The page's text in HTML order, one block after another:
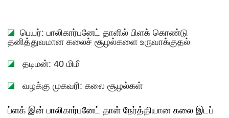
◪ பெயர்: பாலிகார்பனேட் தாளில் பிளக் கொண்டு
தனித்துவமான கலைச் சூழல்களை உருவாக்குதல்
◪ தடிமன்: 40 மிமீ
◪ வழக்கு முகவரி: கலை சூழல்கள்
ப்ளக் இன் பாலிகார்பனேட் தாள் நேர்த்தியான கலை இடப்